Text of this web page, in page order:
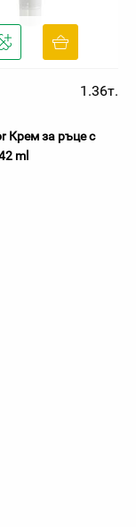
1.36т.
Крем за ръце с
ml